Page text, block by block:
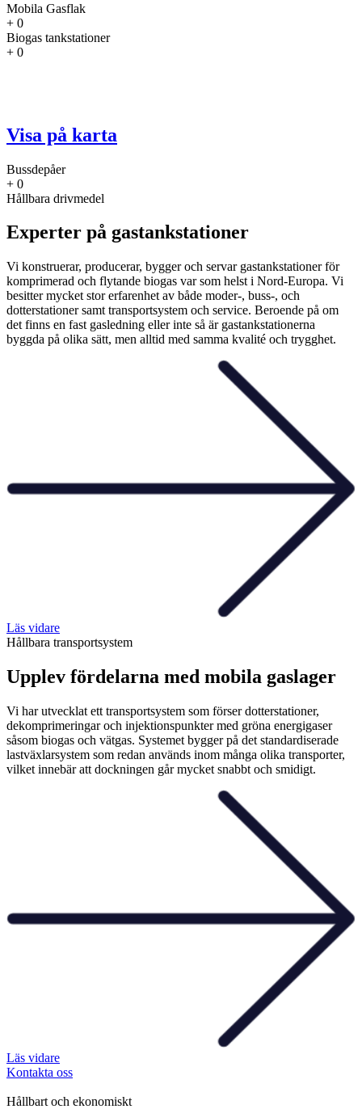
Mobila Gasflak
+ 0
Biogas tankstationer
+ 0
Visa på karta
Bussdepåer
+ 0
Hållbara drivmedel
Experter på gastankstationer
Vi konstruerar, producerar, bygger och servar gastankstationer för
komprimerad och flytande biogas var som helst i Nord-Europa. Vi
besitter mycket stor erfarenhet av både moder-, buss-, och
dotterstationer samt transportsystem och service. Beroende på om
det finns en fast gasledning eller inte så är gastankstationerna
byggda på olika sätt, men alltid med samma kvalité och trygghet.
Läs vidare
Hållbara transportsystem
Upplev fördelarna med mobila gaslager
Vi har utvecklat ett transportsystem som förser dotterstationer,
dekomprimeringar och injektionspunkter med gröna energigaser
såsom biogas och vätgas. Systemet bygger på det standardiserade
lastväxlarsystem som redan används inom många olika transporter,
vilket innebär att dockningen går mycket snabbt och smidigt.
Läs vidare
Kontakta oss
Hållbart och ekonomiskt